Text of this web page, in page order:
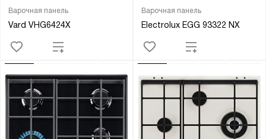
Варочная панель
Vard VHG6424X
Варочная панель
Electrolux EGG 93322 NX